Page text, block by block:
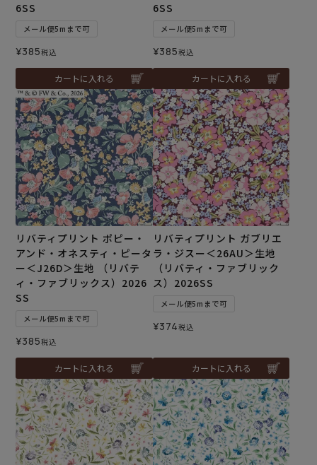
6SS
メール便5mまで可
¥385税込
カートに入れる
6SS
メール便5mまで可
¥385税込
カートに入れる
リバティプリント ポピー・
アンド・オネスティ・ピータ
ー＜J26D＞生地 （リバテ
ィ・ファブリックス）2026
SS
メール便5mまで可
¥385税込
カートに入れる
リバティプリント ガブリエ
ラ・ジスー＜26AU＞生地
（リバティ・ファブリック
ス）2026SS
メール便5mまで可
¥374税込
カートに入れる